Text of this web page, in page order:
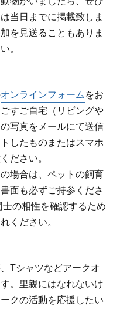
当日までに掲載致しま
を見送ることもありま
。
オンラインフォーム をお
すご自宅（リビングや
写真をメールにて送信
したものまたはスマホ
ださい。
場合は、ペットの飼育
面も必ずご持参くださ
の相性を確認するため
ください。
Tシャツなどアークオ
。里親にはなれないけ
クの活動を応援したい